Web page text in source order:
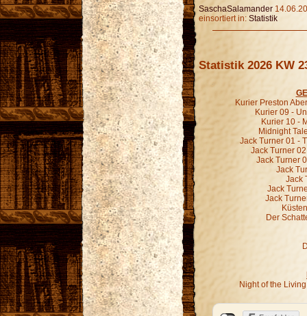
SaschaSalamander
einsortiert in: Statistik
Statistik 2026 KW
Kurier Preston
Kurier 09 -
Kurier 10 -
Midnight
Jack Turner 01 -
Jack Turner
Jack Turner
Jack
Jack
Jack
Jack
Der
Night of the